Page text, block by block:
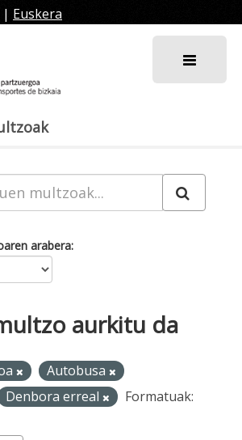
| Euskera
arabera
aurkitu da
Autobusa
Denbora erreal
Formatuak: